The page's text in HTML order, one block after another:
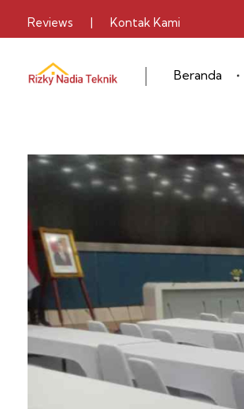
Reviews | Kontak Kami
Beranda